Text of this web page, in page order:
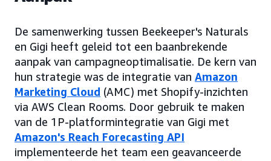
De samenwerking tussen Beekeeper's Naturals
en Gigi heeft geleid tot een baanbrekende
aanpak van campagneoptimalisatie. De kern van
hun strategie was de integratie van Amazon
Marketing Cloud (AMC) met Shopify-inzichten
via AWS Clean Rooms. Door gebruik te maken
van de 1P-platformintegratie van Gigi met
Amazon's Reach Forecasting API
implementeerde het team een geavanceerde